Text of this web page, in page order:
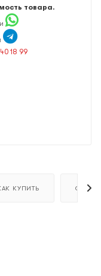
товара.
18 99
КУПИТЬ ОПЛАТА